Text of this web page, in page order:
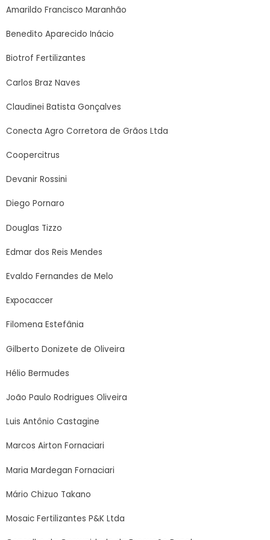
Amarildo Francisco Maranhão
Benedito Aparecido Inácio
Biotrof Fertilizantes
Carlos Braz Naves
Claudinei Batista Gonçalves
Conecta Agro Corretora de Grãos Ltda
Coopercitrus
Devanir Rossini
Diego Pornaro
Douglas Tizzo
Edmar dos Reis Mendes
Evaldo Fernandes de Melo
Expocaccer
Filomena Estefânia
Gilberto Donizete de Oliveira
Hélio Bermudes
João Paulo Rodrigues Oliveira
Luis Antônio Castagine
Marcos Airton Fornaciari
Maria Mardegan Fornaciari
Mário Chizuo Takano
Mosaic Fertilizantes P&K Ltda